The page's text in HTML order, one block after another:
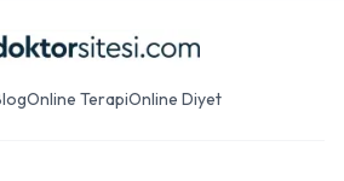
Online TerapiOnline Diyet